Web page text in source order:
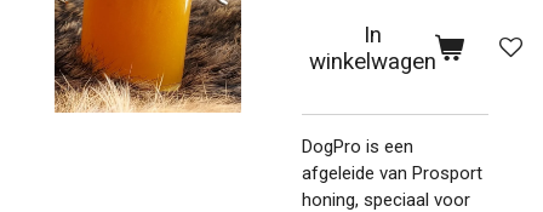
In
winkelwagen
DogPro is een
afgeleide van Prosport
honing, speciaal voor